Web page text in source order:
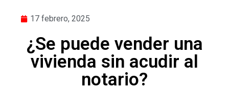
17 febrero, 2025
¿Se puede vender una
vivienda sin acudir al
notario?